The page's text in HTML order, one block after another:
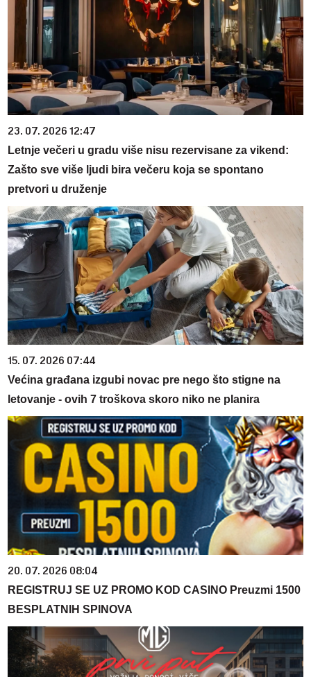
23. 07. 2026 12:47
Letnje večeri u gradu više nisu rezervisane za vikend:
Zašto sve više ljudi bira večeru koja se spontano
pretvori u druženje
15. 07. 2026 07:44
Većina građana izgubi novac pre nego što stigne na
letovanje - ovih 7 troškova skoro niko ne planira
20. 07. 2026 08:04
REGISTRUJ SE UZ PROMO KOD CASINO Preuzmi 1500
BESPLATNIH SPINOVA